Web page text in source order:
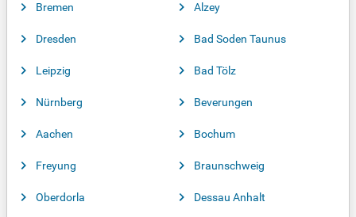
Bremen
Dresden
Leipzig
Nürnberg
Aachen
Freyung
Oberdorla
Alzey
Bad Soden Taunus
Bad Tölz
Beverungen
Bochum
Braunschweig
Dessau Anhalt